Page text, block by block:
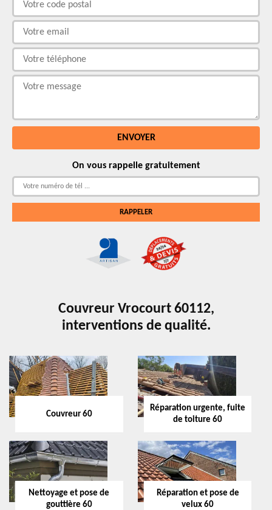
On vous rappelle gratuitement
Couvreur Vrocourt 60112,
interventions de qualité.
Couvreur 60
Réparation urgente, fuite
de toiture 60
Nettoyage et pose de
gouttière 60
Réparation et pose de
velux 60